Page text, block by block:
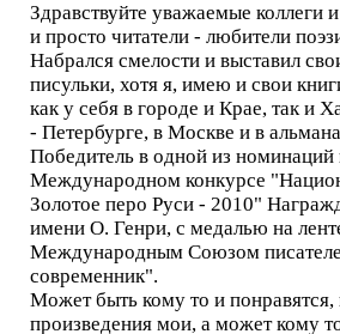
Здравствуйте уважаемые коллеги
и просто читатели - любители
Набрался смелости и выставил
писульки, хотя я, имею и свои
как у себя в городе и Крае, так и
- Петербурге, в Москве и в
Победитель в одной из номинаций
Международном конкурсе
Золотое перо Руси - 2010"
имени О. Генри, с медалью на
Международным Союзом
современник".
Может быть кому то и понравятся,
произведения мои, а может кому